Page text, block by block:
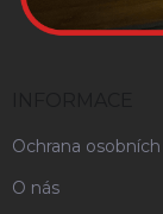
Ochrana
O nás